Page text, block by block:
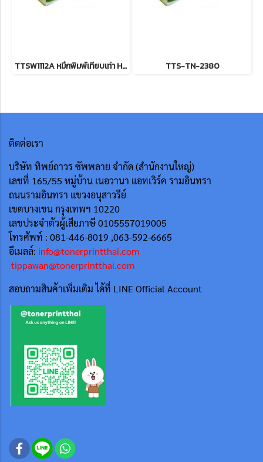
TTSW1112A หมึกพิมพ์เทียบเท่า HP 110A Blk Laser Toner รับประกันตลอดอายุการใช้งาน TTS-TN-2380
ติดต่อเรา
บริษัท ทิพย์ถาวร ซัพพลาย จำกัด (สำนักงานใหญ่)
เลขที่ 165/55 หมู่บ้าน เนอวานา แอทเวิร์ค รามอินทรา
ถนนรามอินทรา แขวงอนุสาวรีย์
เขตบางเขน กรุงเทพฯ 10220
เลขประจำตัวผู้เสียภาษี 0105557019005
โทรศัพท์ : 081-446-8019 ,063-592-6665
อีเมลล์: info@tonerprintthai.com
tippawan@tonerprintthai.com
สอบถามสินค้าเพิ่มเติม ได้ที่ LINE Official Account